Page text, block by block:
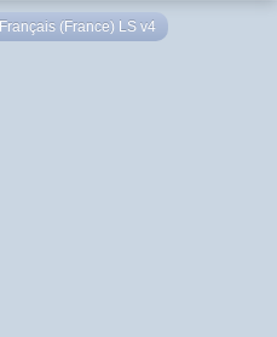
Français (France) LS v4